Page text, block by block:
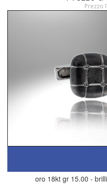
Prezzo
oro 18kt gr 15.00 -